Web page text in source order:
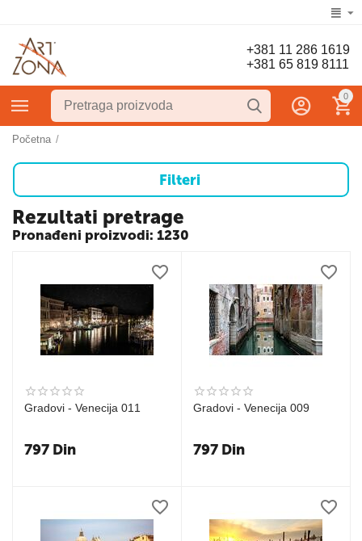
+381 11 286 1619
+381 65 819 8111
0
Početna /
Filteri
Rezultati pretrage
Pronađeni proizvodi: 1230
Gradovi - Venecija 011
797 Din
Gradovi - Venecija 009
797 Din